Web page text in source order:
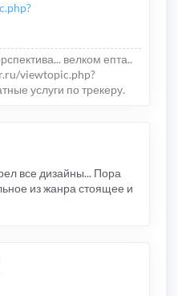
велком епта..
viewtopic.php?
услуги по трекеру.
все дизайны... Пора
из жанра стоящее и